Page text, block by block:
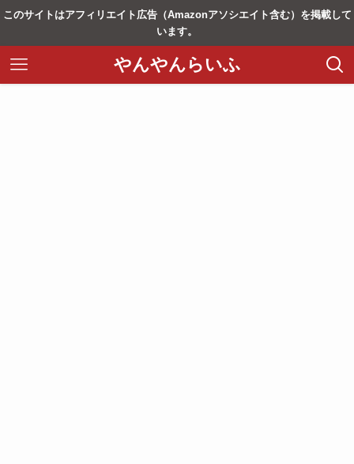
このサイトはアフィリエイト広告（Amazonアソシエイト含む）を掲載して
います。
やんやんらいふ